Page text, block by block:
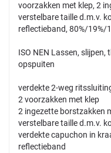
voorzakken met klep, 2
verstelbare taille d.m.v.
reflectieband, 80%/
ISO NEN Lassen,
opspuiten
verdekte 2-weg
2 voorzakken met klep
2 ingezette borstzakken
verstelbare taille d.m.v.
verdekte capuchon in
reflectieband